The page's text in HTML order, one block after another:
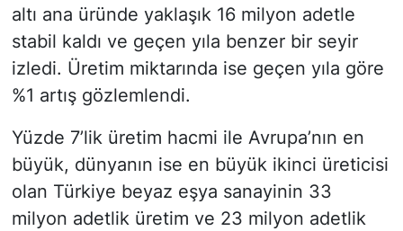
altı ana üründe yaklaşık 16 milyon adetle
stabil kaldı ve geçen yıla benzer bir seyir
izledi. Üretim miktarında ise geçen yıla göre
%1 artış gözlemlendi.
Yüzde 7’lik üretim hacmi ile Avrupa’nın en
büyük, dünyanın ise en büyük ikinci üreticisi
olan Türkiye beyaz eşya sanayinin 33
milyon adetlik üretim ve 23 milyon adetlik